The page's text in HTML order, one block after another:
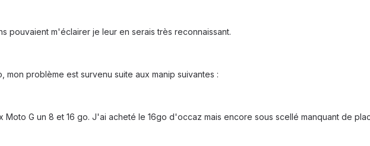
pouvaient m'éclairer je leur en serais très reconnaissant.
mon problème est survenu suite aux manip suivantes :
Moto G un 8 et 16 go. J'ai acheté le 16go d'occaz mais encore sous scellé manquant de